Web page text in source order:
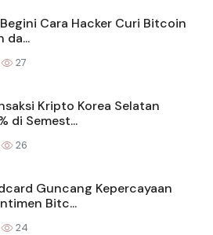
Cara Hacker Curi Bitcoin
da...
27
Kripto Korea Selatan
di Semest...
26
Guncang Kepercayaan
Bitc...
24